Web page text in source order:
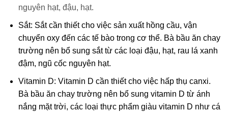
nguyên hạt, đậu, hạt.
Sắt: Sắt cần thiết cho việc sản xuất hồng cầu, vận
chuyển oxy đến các tế bào trong cơ thể. Bà bầu ăn chay
trường nên bổ sung sắt từ các loại đậu, hạt, rau lá xanh
đậm, ngũ cốc nguyên hạt.
Vitamin D: Vitamin D cần thiết cho việc hấp thụ canxi.
Bà bầu ăn chay trường nên bổ sung vitamin D từ ánh
nắng mặt trời, các loại thực phẩm giàu vitamin D như cá